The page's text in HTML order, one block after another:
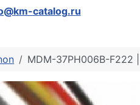
catalog.ru
MDM-37PH006B-F222